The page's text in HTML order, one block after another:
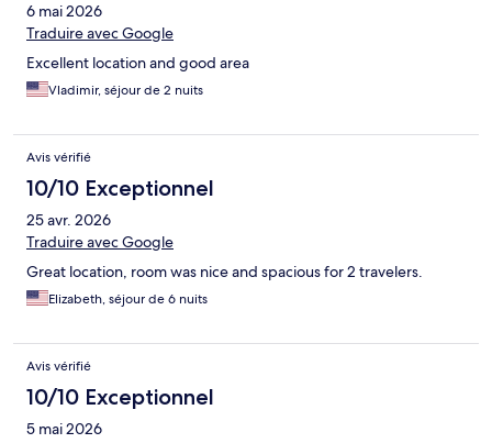
6 mai 2026
Traduire avec Google
Excellent location and good area
Vladimir, séjour de 2 nuits
Avis vérifié
10/10 Exceptionnel
25 avr. 2026
Traduire avec Google
Great location, room was nice and spacious for 2 travelers.
Elizabeth, séjour de 6 nuits
Avis vérifié
10/10 Exceptionnel
5 mai 2026